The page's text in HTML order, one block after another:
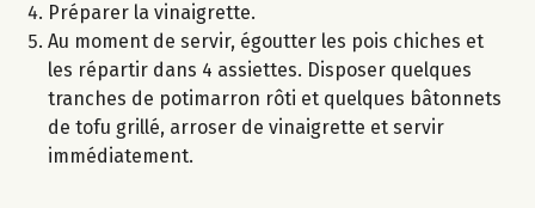
Préparer la vinaigrette.
Au moment de servir, égoutter les pois chiches et
les répartir dans 4 assiettes. Disposer quelques
tranches de potimarron rôti et quelques bâtonnets
de tofu grillé, arroser de vinaigrette et servir
immédiatement.